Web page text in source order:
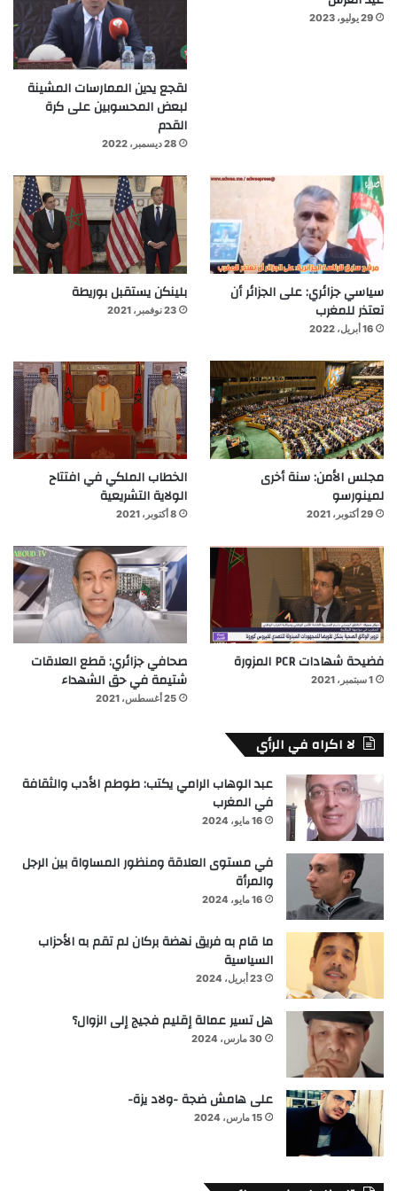
29 يوليو، 2023
لقجع يدين الممارسات المشينة
لبعض المحسوبين على كرة
القدم
28 ديسمبر، 2022
سياسي جزائري: على الجزائر أن
تعتذر للمغرب
16 أبريل، 2022
بلينكن يستقبل بوريطة
23 نوفمبر، 2021
مجلس الأمن: سنة أخرى
لمينورسو
29 أكتوبر، 2021
الخطاب الملكي في افتتاح
الولاية التشريعية
8 أكتوبر، 2021
فضيحة شهادات PCR المزورة
1 سبتمبر، 2021
صحافي جزائري: قطع العلاقات
شتيمة في حق الشهداء
25 أغسطس، 2021
لا اكراه في الرأي
عبد الوهاب الرامي يكتب: طوطم الأدب والثقافة
في المغرب
16 مايو، 2024
في مستوى العلاقة ومنظور المساواة بين الرجل
والمرأة
16 مايو، 2024
ما قام به فريق نهضة بركان لم تقم به الأحزاب
السياسية
23 أبريل، 2024
هل تسير عمالة إقليم فجيج إلى الزوال؟
30 مارس، 2024
على هامش ضجة -ولاد يزة-
15 مارس، 2024